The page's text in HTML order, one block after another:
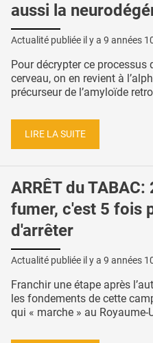
aussi la
Actualité publiée il y a 9 années
Pour décrypter ce
cerveau, on en revient à
précurseur de l’amyloïde
LIRE LA SUITE
ARRÊT du
fumer, c'est 5 fois
d'arrêter
Actualité publiée il y a 9 années
Franchir une étape après
les fondements de cette
qui « marche » au Royaume-